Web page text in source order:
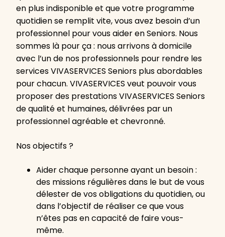
en plus indisponible et que votre programme
quotidien se remplit vite, vous avez besoin d’un
professionnel pour vous aider en Seniors. Nous
sommes là pour ça : nous arrivons à domicile
avec l’un de nos professionnels pour rendre les
services VIVASERVICES Seniors plus abordables
pour chacun. VIVASERVICES veut pouvoir vous
proposer des prestations VIVASERVICES Seniors
de qualité et humaines, délivrées par un
professionnel agréable et chevronné.
Nos objectifs ?
Aider chaque personne ayant un besoin :
des missions régulières dans le but de vous
délester de vos obligations du quotidien, ou
dans l’objectif de réaliser ce que vous
n’êtes pas en capacité de faire vous-
même.